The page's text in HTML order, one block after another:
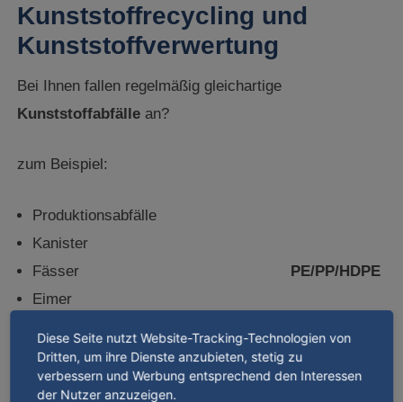
Kunststoffrecycling und
Kunststoffverwertung
Bei Ihnen fallen regelmäßig gleichartige
Kunststoffabfälle an?
zum Beispiel:
Produktionsabfälle
Kanister
Fässer PE/PP/HDPE
Eimer
usw.
oder bei Gärtnerein und Gartencentern:
Diese Seite nutzt Website-Tracking-Technologien von
Dritten, um ihre Dienste anzubieten, stetig zu
verbessern und Werbung entsprechend den Interessen
der Nutzer anzuzeigen.